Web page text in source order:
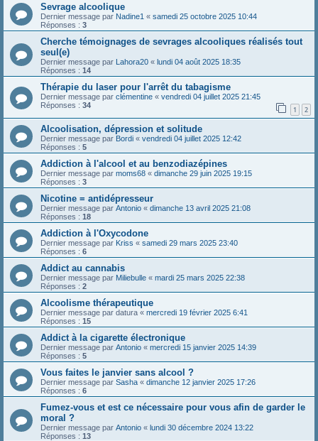
Sevrage alcoolique
Dernier message par Nadine1 « samedi 25 octobre 2025 10:44
Réponses : 3
Cherche témoignages de sevrages alcooliques réalisés tout
seul(e)
Dernier message par Lahora20 « lundi 04 août 2025 18:35
Réponses : 14
Thérapie du laser pour l'arrêt du tabagisme
Dernier message par clémentine « vendredi 04 juillet 2025 21:45
Réponses : 34 1 2
Alcoolisation, dépression et solitude
Dernier message par Bordi « vendredi 04 juillet 2025 12:42
Réponses : 5
Addiction à l'alcool et au benzodiazépines
Dernier message par moms68 « dimanche 29 juin 2025 19:15
Réponses : 3
Nicotine = antidépresseur
Dernier message par Antonio « dimanche 13 avril 2025 21:08
Réponses : 18
Addiction à l'Oxycodone
Dernier message par Kriss « samedi 29 mars 2025 23:40
Réponses : 6
Addict au cannabis
Dernier message par Miliebulle « mardi 25 mars 2025 22:38
Réponses : 2
Alcoolisme thérapeutique
Dernier message par datura « mercredi 19 février 2025 6:41
Réponses : 15
Addict à la cigarette électronique
Dernier message par Antonio « mercredi 15 janvier 2025 14:39
Réponses : 5
Vous faites le janvier sans alcool ?
Dernier message par Sasha « dimanche 12 janvier 2025 17:26
Réponses : 6
Fumez-vous et est ce nécessaire pour vous afin de garder le
moral ?
Dernier message par Antonio « lundi 30 décembre 2024 13:22
Réponses : 13